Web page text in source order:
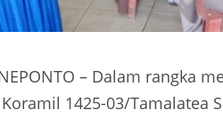
– Dalam rangka
1425-03/